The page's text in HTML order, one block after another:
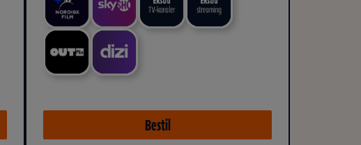
Bestil